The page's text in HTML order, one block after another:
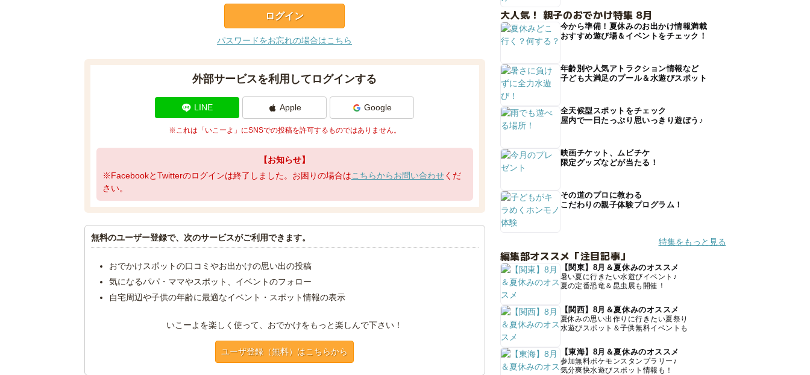
パスワードをお忘れの場合はこちら
外部サービスを利用してログインする
LINE Apple Google
※これは「いこーよ」にSNSでの投稿を許可するものではありません。
【お知らせ】
※FacebookとTwitterのログインは終了しました。お困りの場合はこちらからお問い合わせくだ
さい。
無料のユーザー登録で、次のサービスがご利用できます。
おでかけスポットの口コミやお出かけの思い出の投稿
気になるパパ・ママやスポット、イベントのフォロー
自宅周辺や子供の年齢に最適なイベント・スポット情報の表示
いこーよを楽しく使って、おでかけをもっと楽しんで下さい！
ユーザ登録（無料）はこちらから
大人気！ 親子のおでかけ特集 8月
今から準備！夏休みのお出かけ情報満載
おすすめ遊び場＆イベントをチェック！
年齢別や人気アトラクション情報など
子ども大満足のプール＆水遊びスポット
全天候型スポットをチェック
屋内で一日たっぷり思いっきり遊ぼう♪
映画チケット、ムビチケ
限定グッズなどが当たる！
その道のプロに教わる
こだわりの親子体験プログラム！
特集をもっと見る
編集部オススメ「注目記事」
【関東】8月＆夏休みのオススメ
暑い夏に行きたい水遊びイベント♪
夏の定番恐竜＆昆虫展も開催！
【関西】8月＆夏休みのオススメ
夏休みの思い出作りに行きたい夏祭り
水遊びスポット＆子供無料イベントも
【東海】8月＆夏休みのオススメ
参加無料ポケモンスタンプラリー♪
気分爽快水遊びスポット情報も！